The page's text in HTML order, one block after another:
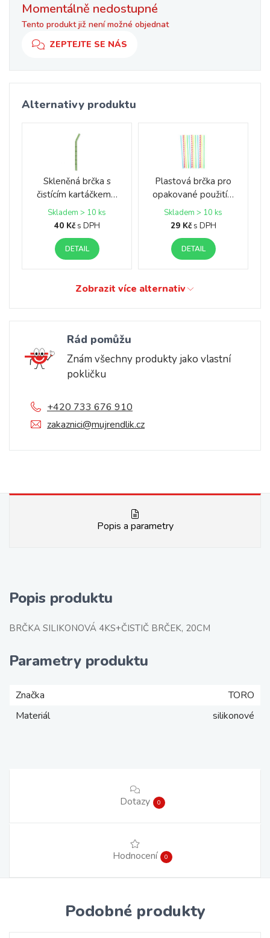
Momentálně nedostupné
Tento produkt již není možné objednat
ZEPTEJTE SE NÁS
Alternativy produktu
Skleněná brčka s
čistícím kartáčkem…
Skladem > 10 ks
40 Kčs DPH
DETAIL
Plastová brčka pro
opakované použití…
Skladem > 10 ks
29 Kčs DPH
DETAIL
Zobrazit více alternativ
Rád pomůžu
Znám všechny produkty jako vlastní
pokličku
+420 733 676 910
zakaznici@mujrendlik.cz
Popis a parametry
Popis produktu
BRČKA SILIKONOVÁ 4KS+ČISTIČ BRČEK, 20CM
Parametry produktu
Značka
TORO
Materiál
silikonové
Dotazy 0
Hodnocení 0
Podobné produkty